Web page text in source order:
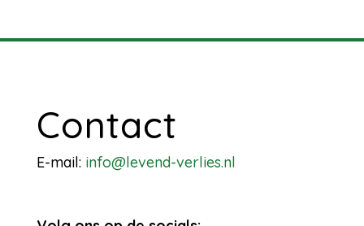
Contact
E-mail: info@levend-verlies.nl